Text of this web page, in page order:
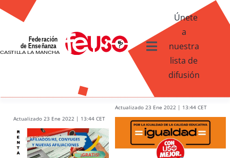
Skip
content
Toggle
Navigation
Contacto
Únete
a
nuestra
lista de
difusión
Actualizado 23 Ene 2022 | 13:44 CET
Actualizado 23 Ene 2022 | 13:44 CET